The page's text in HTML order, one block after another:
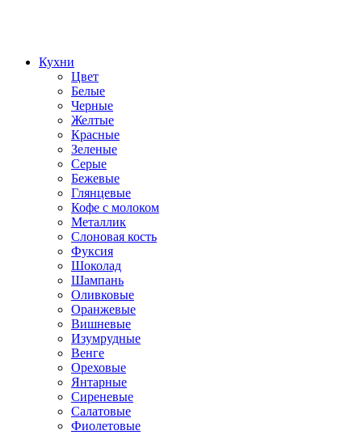
Кухни
Цвет
Белые
Черные
Желтые
Красные
Зеленые
Серые
Бежевые
Глянцевые
Кофе с молоком
Металлик
Слоновая кость
Фуксия
Шоколад
Шампань
Оливковые
Оранжевые
Вишневые
Изумрудные
Венге
Ореховые
Янтарные
Сиреневые
Салатовые
Фиолетовые